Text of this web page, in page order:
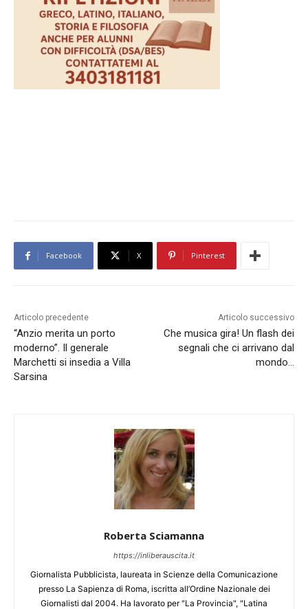
Facebook X Pinterest
Articolo precedente
“Anzio merita un porto
moderno”. Il generale
Marchetti si insedia a Villa
Sarsina
Articolo successivo
Che musica gira! Un flash dei
segnali che ci arrivano dal
mondo…
Roberta Sciamanna
https://inliberauscita.it
Giornalista Pubblicista, laureata in Scienze della Comunicazione
presso La Sapienza di Roma, iscritta all’Ordine Nazionale dei
Giornalisti dal 2004. Ha lavorato per "La Provincia", "Latina